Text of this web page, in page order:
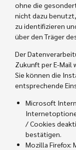
ohne die
nicht dazu
zu identifizieren
über den Träger
Der
Zukunft per E-Mail
Sie können die
entsprechende
Microsoft
/ Cookies
bestätigen.
Mozilla Firefox: